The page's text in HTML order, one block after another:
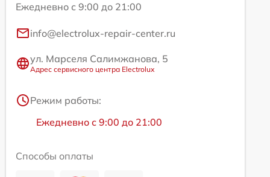
Ежедневно с 9:00 до 21:00
info@electrolux-repair-center.ru
ул. Марселя Салимжанова, 5
Адрес сервисного центра Electrolux
Режим работы:
Ежедневно с 9:00 до 21:00
Способы оплаты